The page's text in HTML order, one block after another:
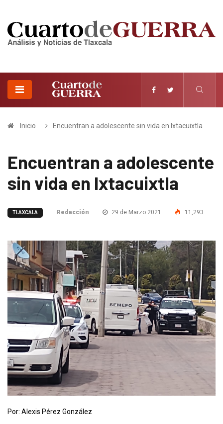
Inicio Encuentran a adolescente sin vida en Ixtacuixtla
Encuentran a adolescente
sin vida en Ixtacuixtla
TLAXCALA Redacción 29 de Marzo 2021 11,293
Por: Alexis Pérez González